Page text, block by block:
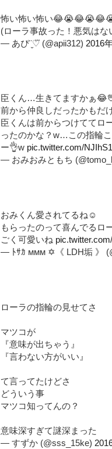
怖い怖い怖い
(ローラ事故った！悪気はな
— あぴ¨̮♡⃛ (@apii312) 2016
臣くん…生きてますかぁ
前から仲良しだったかもだ
臣くんは前からつけててロ
ったのかな？w…この指輪
ー👌w pic.twitter.com/
— おみおみともち
おみくん愛されてるね☺️
もらったのって喜んでるロ
ごく可愛いね
— ﾄｻｶ ммм ✡《 LDH垢 》
ローラの指輪の見せてさ
マツコが
『意味が出ちゃう』
『言わない方がいい』
て言ってたけどさ
どういう事
マツコ知ってんの？
意味深すぎて謎深まった
— すずか (@sss_15ke)